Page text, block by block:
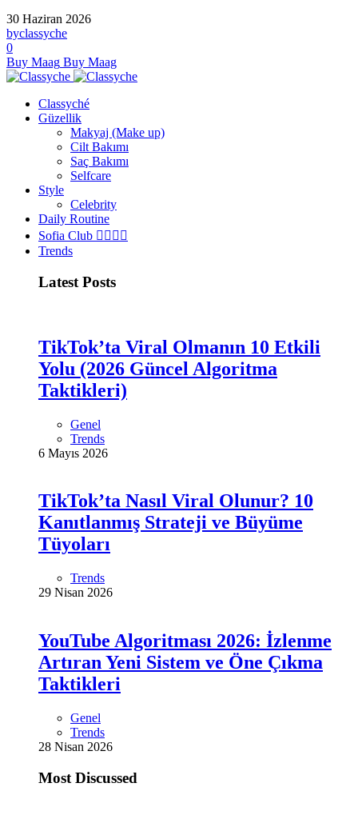
30 Haziran 2026
byclassyche
0
Buy Maag Buy Maag
Classyché
Güzellik
Makyaj (Make up)
Cilt Bakımı
Saç Bakımı
Selfcare
Style
Celebrity
Daily Routine
Sofia Club 👩‍❤️‍💋‍👨
Trends
Latest Posts
TikTok’ta Viral Olmanın 10 Etkili
Yolu (2026 Güncel Algoritma
Taktikleri)
Genel
Trends
6 Mayıs 2026
TikTok’ta Nasıl Viral Olunur? 10
Kanıtlanmış Strateji ve Büyüme
Tüyoları
Trends
29 Nisan 2026
YouTube Algoritması 2026: İzlenme
Artıran Yeni Sistem ve Öne Çıkma
Taktikleri
Genel
Trends
28 Nisan 2026
Most Discussed